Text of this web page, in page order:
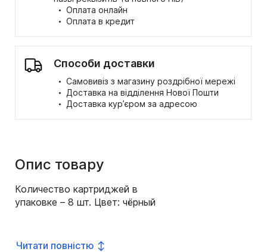
· Оплата онлайн
· Оплата в кредит
Способи доставки
· Самовивіз з магазину роздрібної мережі
· Доставка на відділення Нової Пошти
· Доставка кур’єром за адресою
Опис товару
Количество картриджей в
упаковке – 8 шт. Цвет: чёрный
Читати повністю ↕